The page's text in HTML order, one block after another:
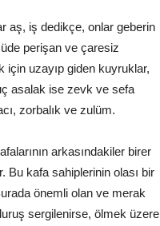
aş, iş dedikçe, onlar geberin
perişan ve çaresiz
uzayıp giden kuyruklar,
asalak ise zevk ve sefa
zorbalık ve zulüm.
arkasındakiler birer
Bu kafa sahiplerinin olası bir
önemli olan ve merak
sergilenirse, ölmek üzere